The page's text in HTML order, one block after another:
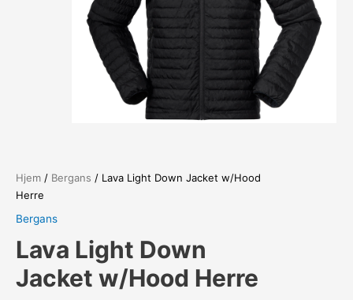
Hjem / Bergans / Lava Light Down Jacket w/Hood
Herre
Bergans
Lava Light Down
Jacket w/Hood Herre